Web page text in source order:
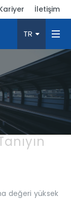
İletişim
TR
değeri yüksek